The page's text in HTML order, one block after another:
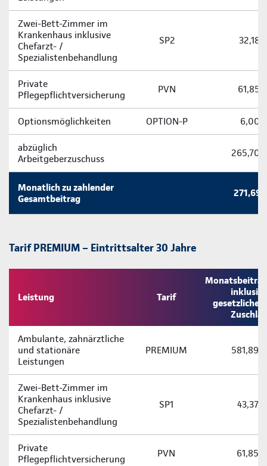
Zwei-­Bett-­Zimmer im
Krankenhaus inklusive
Chefarzt- /
Spezialistenbehandlung
SP2 32,18
Private
Pflegepflichtversicherung
PVN 61,85
Optionsmöglichkeiten OPTION-P 6,00
abzüglich
Arbeitgeberzuschuss
265,70
Monatlich zu zahlender
Gesamtbeitrag
271,69
Tarif PREMIUM – Eintrittsalter 30 Jahre
Leistung Tarif
Monatsbeitrag
inklusive
gesetzlichem
Zuschlag
Ambulante, zahnärztliche
und stationäre
Leistungen
PREMIUM 581,89 €
Zwei-­Bett-­Zimmer im
Krankenhaus inklusive
Chefarzt- /
Spezialistenbehandlung
SP1 43,37 €
Private
Pflegepflichtversicherung
PVN 61,85 €